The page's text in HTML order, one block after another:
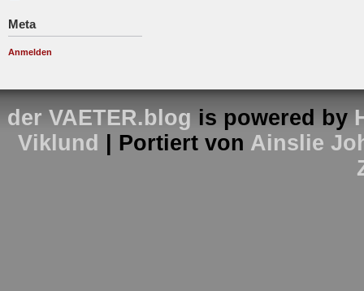
Meta
Anmelden
der VAETER.blog is powered by
Viklund
| Portiert von Ainslie